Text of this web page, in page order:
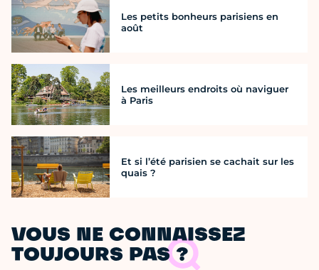
Les petits bonheurs parisiens en
août
Les meilleurs endroits où naviguer
à Paris
Et si l’été parisien se cachait sur les
quais ?
VOUS NE CONNAISSEZ
TOUJOURS PAS ?